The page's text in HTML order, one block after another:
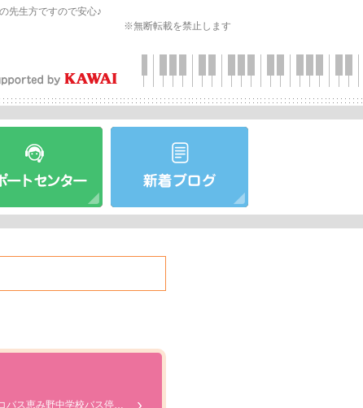
の先生方ですので安心♪
※無断転載を禁止します